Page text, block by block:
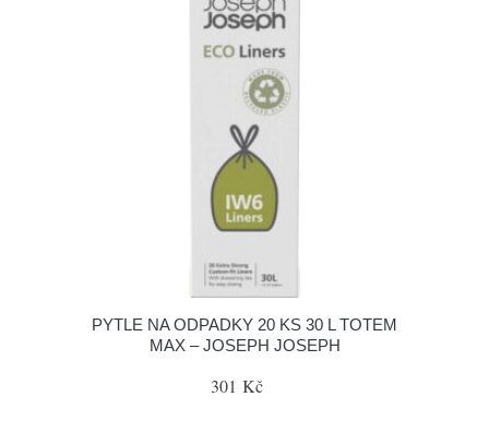
PYTLE NA ODPADKY 20 KS 30 L TOTEM
MAX – JOSEPH JOSEPH
301 Kč